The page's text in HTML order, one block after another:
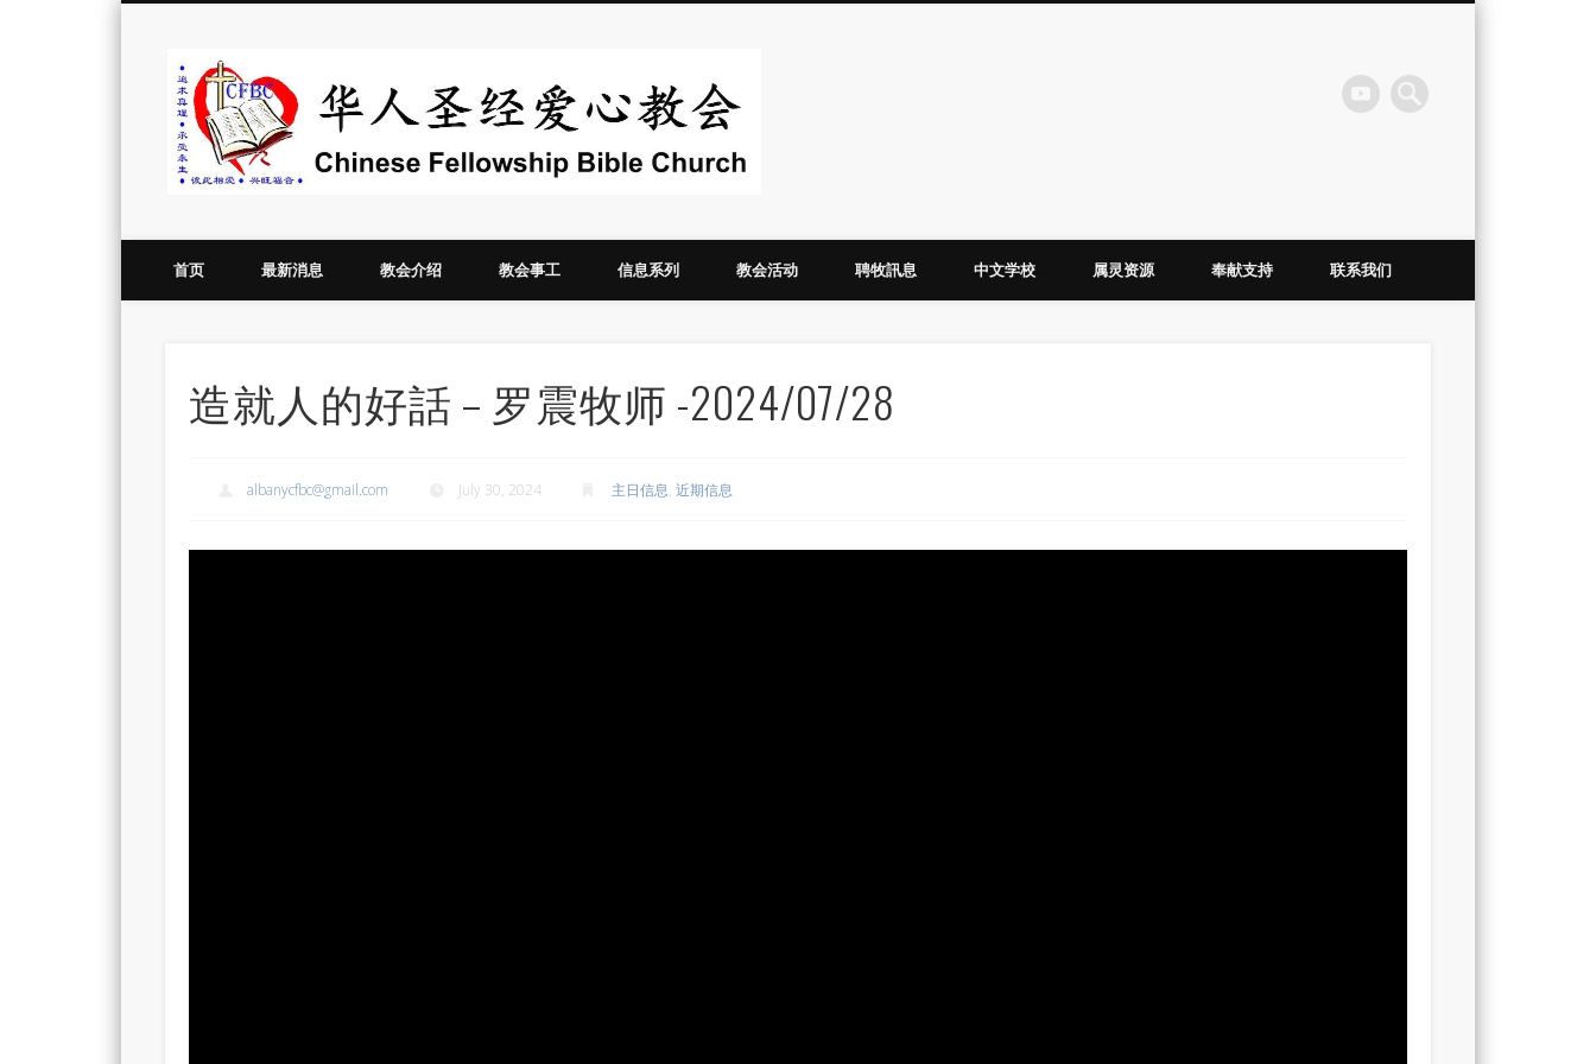
Vimeo
首页 最新消息 教会介绍 教会事工 信息系列 教会活动 聘牧訊息 中文学校 属灵资源 奉献支持 联系我们
造就人的好話 – 罗震牧师 -2024/07/28
albanycfbc@gmail.com July 30, 2024 主日信息, 近期信息